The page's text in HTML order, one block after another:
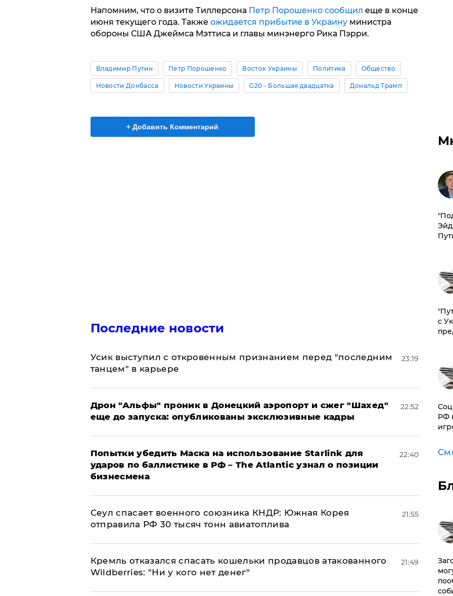
Напомним, что о визите Тиллерсона Петр Порошенко сообщил еще в конце
июня текущего года. Также ожидается прибытие в Украинуминистра
обороны США Джеймса Мэттиса и главы минэнерго Рика Пэрри.
Владимир Путин Петр Порошенко Восток Украины Политика Общество
Новости Донбасса Новости Украины G20 - Большая двадцатка Дональд Трамп
+ Добавить Комментарий
Последние новости
Усик выступил с откровенным признанием перед "последним
танцем" в карьере
23:19
Дрон "Альфы" проник в Донецкий аэропорт и сжег "Шахед"
еще до запуска: опубликованы эксклюзивные кадры
22:52
Попытки убедить Маска на использование Starlink для
ударов по баллистике в РФ – The Atlantic узнал о позиции
бизнесмена
22:40
​Сеул спасает военного союзника КНДР: Южная Корея
отправила РФ 30 тысяч тонн авиатоплива
21:55
Кремль отказался спасать кошельки продавцов атакованного
Wildberries: "Ни у кого нет денег"
21:49
с
РФ